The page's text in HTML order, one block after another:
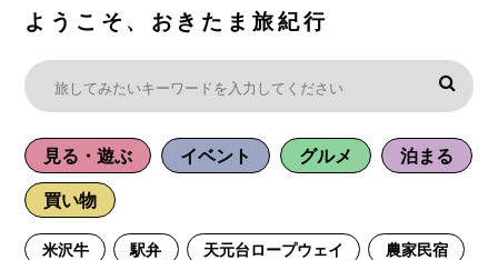
ようこそ、おきたま旅紀行
見る・遊ぶ イベント グルメ 泊まる
買い物
米沢牛 駅弁 天元台ロープウェイ 農家民宿